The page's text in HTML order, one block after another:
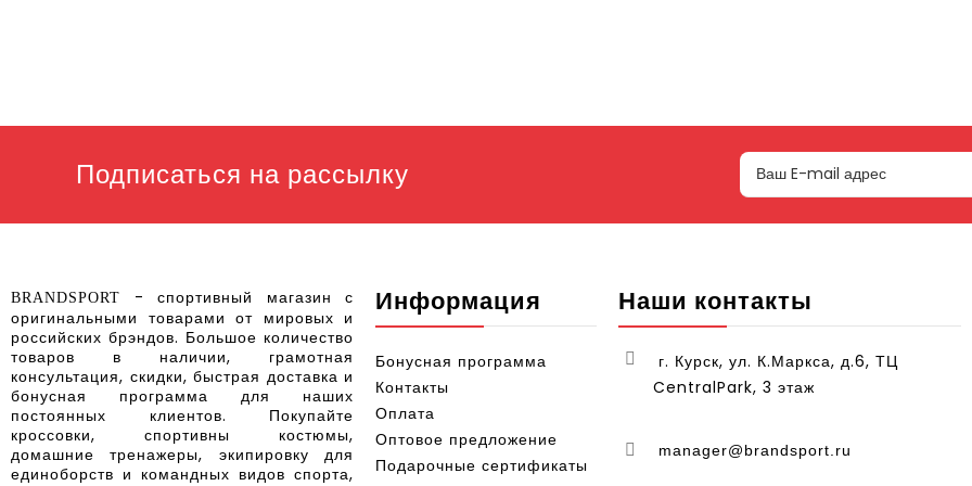
Подписаться на рассылку
BRANDSPORT
- спортивный магазин с
оригинальными товарами от мировых и
российских брэндов. Большое количество
товаров в наличии, грамотная
консультация, скидки, быстрая доставка и
бонусная программа для наших
постоянных клиентов. Покупайте
кроссовки, спортивны костюмы,
домашние тренажеры, экипировку для
единоборств и командных видов спорта,
Информация
Бонусная программа
Контакты
Оплата
Оптовое предложение
Подарочные сертификаты
Наши контакты
г. Курск, ул. К.Маркса, д.6, ТЦ
CentralPark, 3 этаж
manager@brandsport.ru